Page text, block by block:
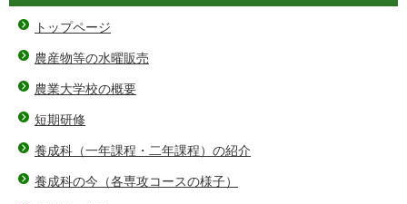
トップページ
農産物等の水曜販売
農業大学校の概要
短期研修
養成科（一年課程・二年課程）の紹介
養成科の今（各専攻コースの様子）